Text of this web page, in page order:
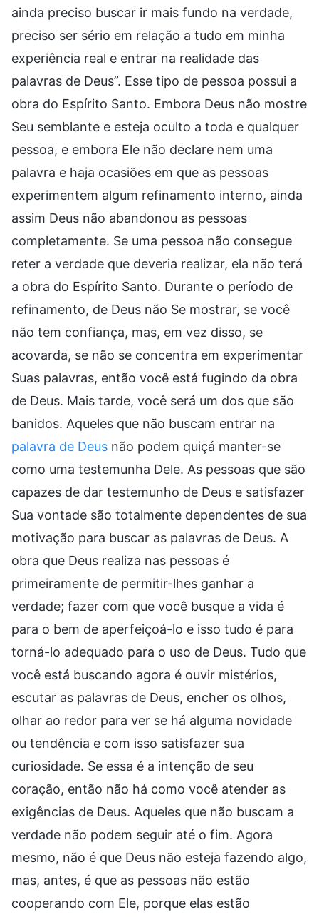
ainda preciso buscar ir mais fundo na verdade,
preciso ser sério em relação a tudo em minha
experiência real e entrar na realidade das
palavras de Deus”. Esse tipo de pessoa possui a
obra do Espírito Santo. Embora Deus não mostre
Seu semblante e esteja oculto a toda e qualquer
pessoa, e embora Ele não declare nem uma
palavra e haja ocasiões em que as pessoas
experimentem algum refinamento interno, ainda
assim Deus não abandonou as pessoas
completamente. Se uma pessoa não consegue
reter a verdade que deveria realizar, ela não terá
a obra do Espírito Santo. Durante o período de
refinamento, de Deus não Se mostrar, se você
não tem confiança, mas, em vez disso, se
acovarda, se não se concentra em experimentar
Suas palavras, então você está fugindo da obra
de Deus. Mais tarde, você será um dos que são
banidos. Aqueles que não buscam entrar na
palavra de Deus não podem quiçá manter-se
como uma testemunha Dele. As pessoas que são
capazes de dar testemunho de Deus e satisfazer
Sua vontade são totalmente dependentes de sua
motivação para buscar as palavras de Deus. A
obra que Deus realiza nas pessoas é
primeiramente de permitir-lhes ganhar a
verdade; fazer com que você busque a vida é
para o bem de aperfeiçoá-lo e isso tudo é para
torná-lo adequado para o uso de Deus. Tudo que
você está buscando agora é ouvir mistérios,
escutar as palavras de Deus, encher os olhos,
olhar ao redor para ver se há alguma novidade
ou tendência e com isso satisfazer sua
curiosidade. Se essa é a intenção de seu
coração, então não há como você atender as
exigências de Deus. Aqueles que não buscam a
verdade não podem seguir até o fim. Agora
mesmo, não é que Deus não esteja fazendo algo,
mas, antes, é que as pessoas não estão
cooperando com Ele, porque elas estão